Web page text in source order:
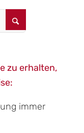
zu erhalten,
immer